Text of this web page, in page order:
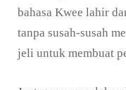
bahasa Kwee lahir
tanpa susah-susah
jeli untuk membuat